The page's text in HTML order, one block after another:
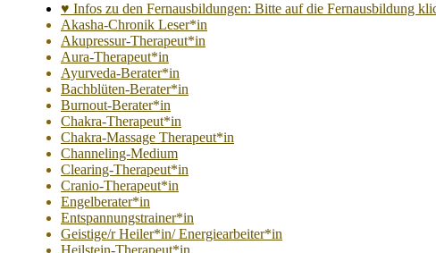
♥ Infos zu den Fernausbildungen: Bitte auf die Fernausbildung
Akasha-Chronik Leser*in
Akupressur-Therapeut*in
Aura-Therapeut*in
Ayurveda-Berater*in
Bachblüten-Berater*in
Burnout-Berater*in
Chakra-Therapeut*in
Chakra-Massage Therapeut*in
Channeling-Medium
Clearing-Therapeut*in
Cranio-Therapeut*in
Engelberater*in
Entspannungstrainer*in
Geistige/r Heiler*in/ Energiearbeiter*in